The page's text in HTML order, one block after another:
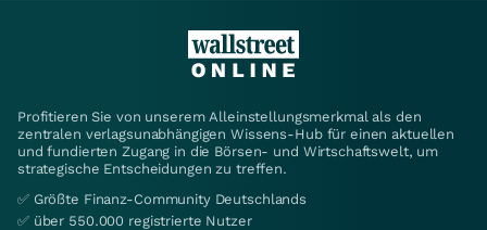
Profitieren Sie von unserem Alleinstellungsmerkmal als den
zentralen verlagsunabhängigen Wissens-Hub für einen aktuellen
und fundierten Zugang in die Börsen- und Wirtschaftswelt, um
strategische Entscheidungen zu treffen.
✅ Größte Finanz-Community Deutschlands
✅ über 550.000 registrierte Nutzer